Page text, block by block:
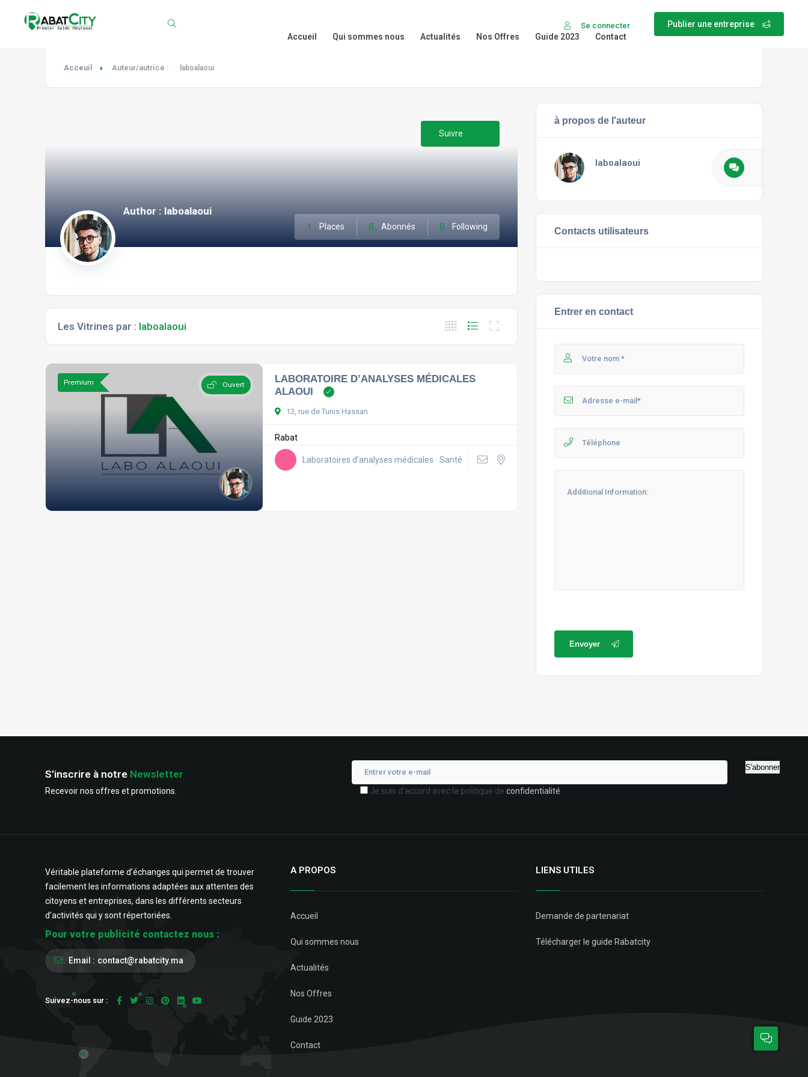
Publier une entreprise
Se connecter
Accueil Qui sommes nous Actualités Nos Offres Guide 2023 Contact
Acceuil Auteur/autrice : laboalaoui
Author : laboalaoui
1 Places 0 Abonnés 0 Following
Suivre
Les Vitrines par : laboalaoui
Premium Ouvert
LABORATOIRE D’ANALYSES MÉDICALES
ALAOUI
13, rue de Tunis Hassan
Rabat
Laboratoires d'analyses médicales Santé
à propos de l'auteur
laboalaoui
Contacts utilisateurs
Entrer en contact
Envoyer
S'inscrire à notre Newsletter
Recevoir nos offres et promotions. Je suis d'accord avec la politique de confidentialité
Véritable plateforme d’échanges qui permet de trouver
facilement les informations adaptées aux attentes des
citoyens et entreprises, dans les différents secteurs
d’activités qui y sont répertoriées.
Pour votre publicité contactez nous :
Email : contact@rabatcity.ma
Suivez-nous sur :
A PROPOS
Accueil
Qui sommes nous
Actualités
Nos Offres
Guide 2023
Contact
LIENS UTILES
Demande de partenariat
Télécharger le guide Rabatcity